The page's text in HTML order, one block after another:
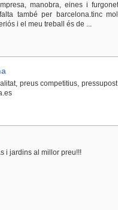
manobra, eines i
també per barcelona.tinc
i el meu treball és de ...
preus competitius,
i jardins al millor preu!!!